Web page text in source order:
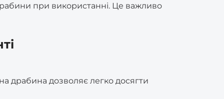
при використанні. Це важливо
драбина дозволяє легко досягти